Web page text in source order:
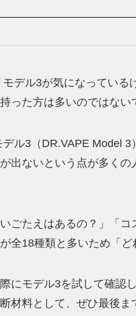
モデル3が気になってい
った方は多いのではない
デル3（DR.VAPE Model
出ないという点が多く
ごたえはあるの？」「
全18種類と多いため「
にモデル3を試して確認
材料として、ぜひ最後ま